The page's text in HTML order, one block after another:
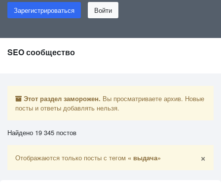
Зарегистрироваться Войти
SEO сообщество
Этот раздел заморожен. Вы просматриваете архив. Новые
посты и ответы добавлять нельзя.
Найдено 19 345 постов
Отображаются только посты с тегом « выдача» ×